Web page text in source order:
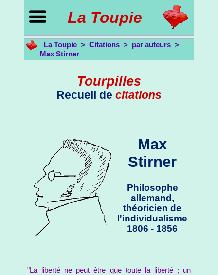
La Toupie
La Toupie > Citations > par auteurs >
Max Stirner
Tourpilles
Recueil de citations
Max
Stirner
Philosophe
allemand,
théoricien de
l'individualisme
1806 - 1856
"La liberté ne peut être que toute la liberté ; un